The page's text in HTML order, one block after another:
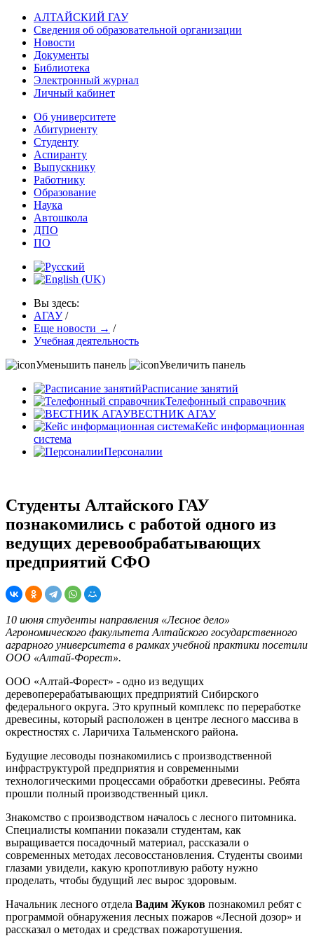
АЛТАЙСКИЙ ГАУ
Сведения об образовательной организации
Новости
Документы
Библиотека
Электронный журнал
Личный кабинет
Об университете
Абитуриенту
Студенту
Аспиранту
Выпускнику
Работнику
Образование
Наука
Автошкола
ДПО
ПО
Вы здесь:
АГАУ /
Еще новости → /
Учебная деятельность
Уменьшить панель
Увеличить панель
Расписание занятий
Телефонный справочник
ВЕСТНИК АГАУ
Кейс информационная
система
Персоналии
Студенты Алтайского ГАУ
познакомились с работой одного из
ведущих деревообрабатывающих
предприятий СФО
10 июня студенты направления «Лесное дело»
Агрономического факультета Алтайского государственного
аграрного университета в рамках учебной практики посетили
ООО «Алтай-Форест».
ООО «Алтай-Форест» - одно из ведущих
деревоперерабатывающих предприятий Сибирского
федерального округа. Это крупный комплекс по переработке
древесины, который расположен в центре лесного массива в
окрестностях с. Ларичиха Тальменского района.
Будущие лесоводы познакомились с производственной
инфраструктурой предприятия и современными
технологическими процессами обработки древесины. Ребята
прошли полный производственный цикл.
Знакомство с производством началось с лесного питомника.
Специалисты компании показали студентам, как
выращивается посадочный материал, рассказали о
современных методах лесовосстановления. Студенты своими
глазами увидели, какую кропотливую работу нужно
проделать, чтобы будущий лес вырос здоровым.
Начальник лесного отдела Вадим Жуков познакомил ребят с
программой обнаружения лесных пожаров «Лесной дозор» и
рассказал о методах и средствах пожаротушения.